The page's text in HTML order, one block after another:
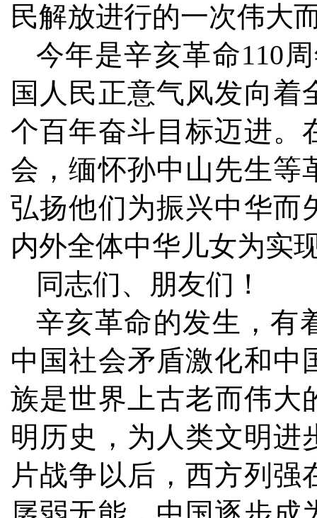
民解放进行的一次伟大
今年是辛亥革命110
国人民正意气风发向
个百年奋斗目标迈进。
会，缅怀孙中山先生等
弘扬他们为振兴中华而
内外全体中华儿女为实
同志们、朋友们！
辛亥革命的发生，有
中国社会矛盾激化和中
族是世界上古老而伟大
明历史，为人类文明进
片战争以后，西方列强